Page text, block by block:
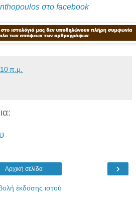
στο facebook
π.μ.
›
Αρχική σελίδα
έκδοσης ιστού